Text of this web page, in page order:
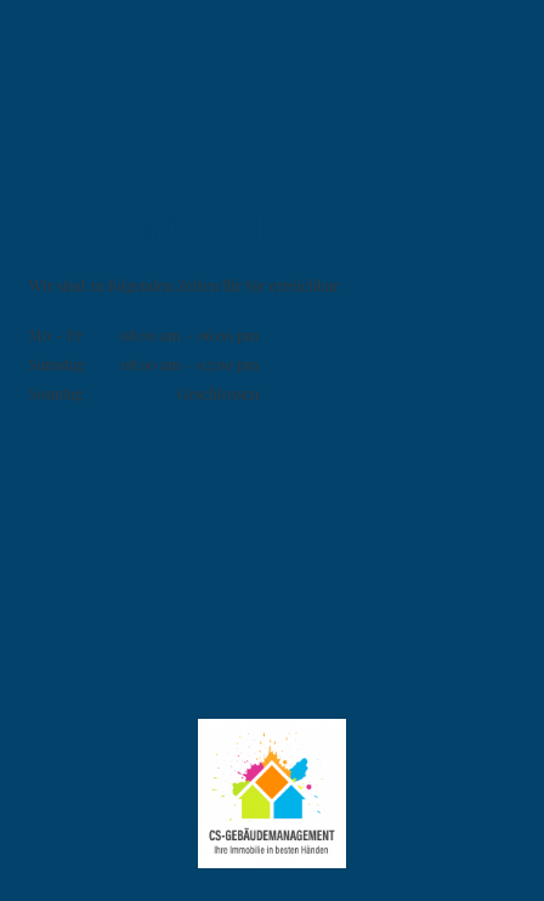
Wir sind zu folgenden Zeiten für Sie erreichbar
Mo – Fr 08:00 am – 06:00 pm
Samstag
08:00 am – 02:00 pm
Sonntag
Geschlossen